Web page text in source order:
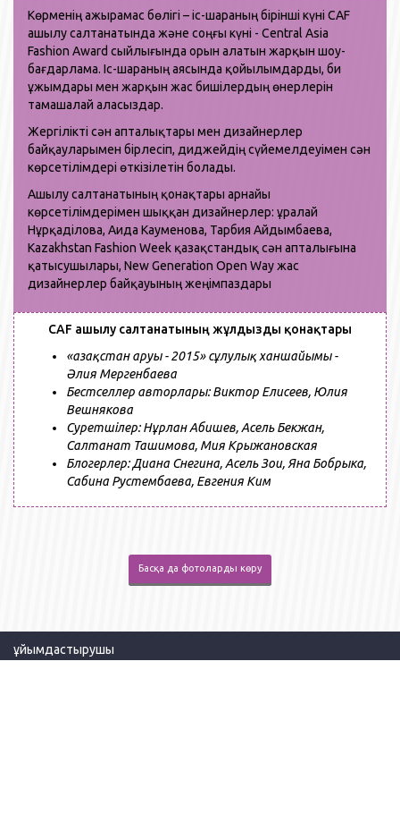
Көрменің ажырамас бөлігі – іс-шараның бірінші күні CAF
ашылу салтанатында және соңғы күні - Central Asia
Fashion Award сыйлығында орын алатын жарқын шоу-
бағдарлама. Іс-шараның аясында қойылымдарды, би
ұжымдары мен жарқын жас бишілердың өнерлерін
тамашалай аласыздар.
Жергілікті сән апталықтары мен дизайнерлер
байқауларымен бірлесіп, диджейдің сүйемелдеуімен сән
көрсетілімдері өткізілетін болады.
Ашылу салтанатының қонақтары арнайы
көрсетілімдерімен шыққан дизайнерлер: Құралай
Нұрқаділова, Аида Кауменова, Тарбия Айдымбаева,
Kazakhstan Fashion Week қазақстандық сән апталығына
қатысушылары, New Generation Open Way жас
дизайнерлер байқауының жеңімпаздары
CAF ашылу салтанатының жұлдызды қонақтары
«Қазақстан аруы - 2015» сұлулық ханшайымы -
Әлия Мергенбаева
Бестселлер авторлары: Виктор Елисеев, Юлия
Вешнякова
Суретшілер: Нұрлан Абишев, Асель Бекжан,
Салтанат Ташимова, Мия Крыжановская
Блогерлер: Диана Снегина, Асель Зои, Яна Бобрыка,
Сабина Рустембаева, Евгения Ким
Басқа да фотоларды көру
ұйымдастырушы